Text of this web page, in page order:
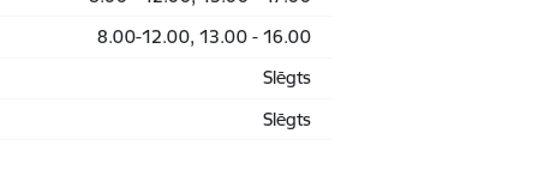
8.00-12.00, 13.00 - 16.00
Slēgts
Slēgts